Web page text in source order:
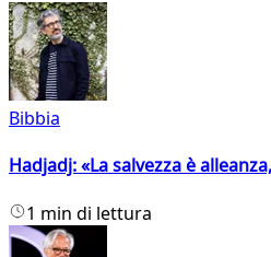
Bibbia
Hadjadj: «La salvezza è
1 min di lettura